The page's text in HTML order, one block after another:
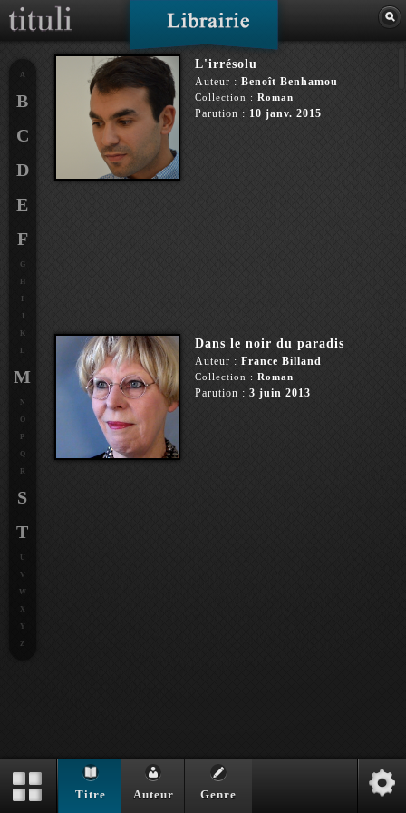
L'irrésolu
Auteur : Benoît Benhamou
Collection : Roman
Parution : 10 janv. 2015
Dans le noir du paradis
Auteur : France Billand
Collection : Roman
Parution : 3 juin 2013
A
B
C
D
E
F
G
H
J
K
L
M
N
O
P
Q
R
S
T
U
V
W
X
Y
Z
Titre Auteur Genre